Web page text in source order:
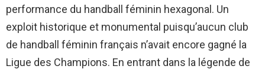
performance du handball féminin hexagonal. Un
exploit historique et monumental puisqu’aucun club
de handball féminin français n’avait encore gagné la
Ligue des Champions. En entrant dans la légende de